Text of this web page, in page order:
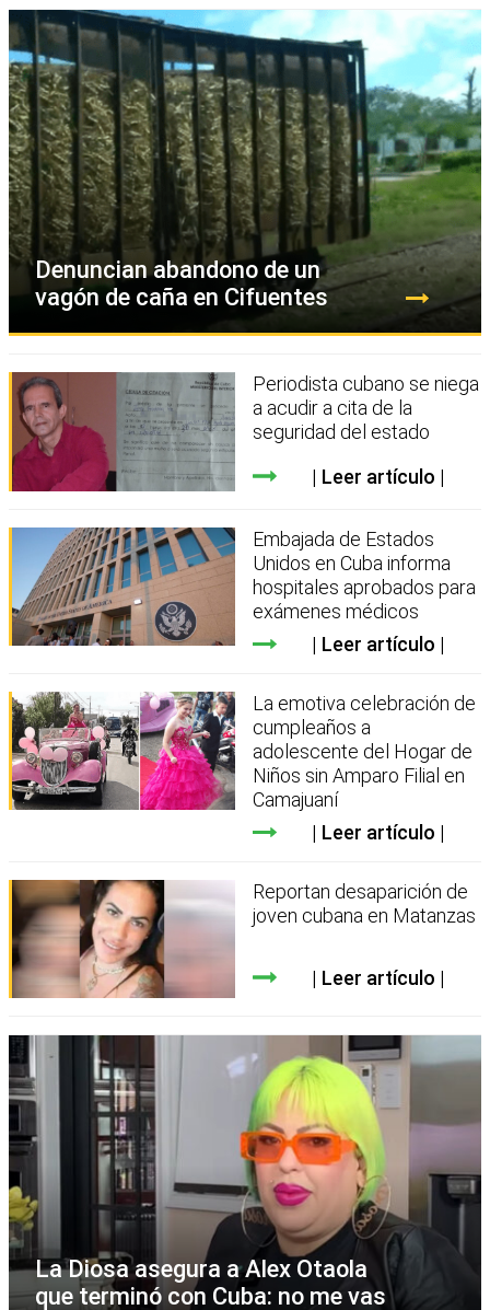
Denuncian abandono de un
vagón de caña en Cifuentes
Periodista cubano se niega
a acudir a cita de la
seguridad del estado
Leer artículo
Embajada de Estados
Unidos en Cuba informa
hospitales aprobados para
exámenes médicos
Leer artículo
La emotiva celebración de
cumpleaños a
adolescente del Hogar de
Niños sin Amparo Filial en
Camajuaní
Leer artículo
Reportan desaparición de
joven cubana en Matanzas
Leer artículo
La Diosa asegura a Alex Otaola
que terminó con Cuba: no me vas